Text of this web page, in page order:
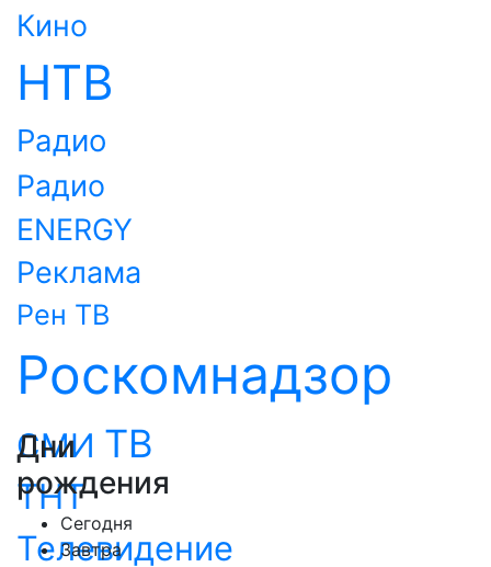
Кино
НТВ
Радио
Радио
ENERGY
Реклама
Рен ТВ
Роскомнадзор
СМИ ТВ
ТНТ
Телевидение
Дни
рождения
Сегодня
Завтра